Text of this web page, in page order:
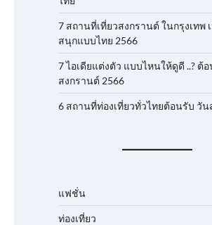
7 สถานที่เที่ยวสงกรานต์ ในกรุงเทพ
สนุกแบบไทย 2566
7 ไอเดียแต่งตัว แบบไหนให้ดูดี ..? ต้
สงกรานต์ 2566
6 สถานที่ท่องเที่ยวทั่วไทยต้อนรับ วั
แฟชั่น
ท่องเที่ยว